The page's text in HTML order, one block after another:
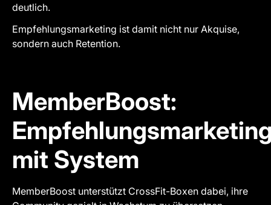
deutlich.
Empfehlungsmarketing ist damit nicht nur Akquise,
sondern auch Retention.
MemberBoost:
mit System
MemberBoost unterstützt CrossFit-Boxen dabei, ihre